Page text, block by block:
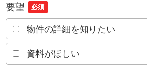
要望 必須
物件の詳細を知りたい
資料がほしい